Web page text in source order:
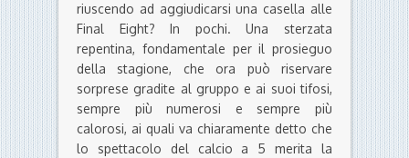
riuscendo ad aggiudicarsi una casella alle
Final Eight? In pochi. Una sterzata
repentina, fondamentale per il prosieguo
della stagione, che ora può riservare
sorprese gradite al gruppo e ai suoi tifosi,
sempre più numerosi e sempre più
calorosi, ai quali va chiaramente detto che
lo spettacolo del calcio a 5 merita la